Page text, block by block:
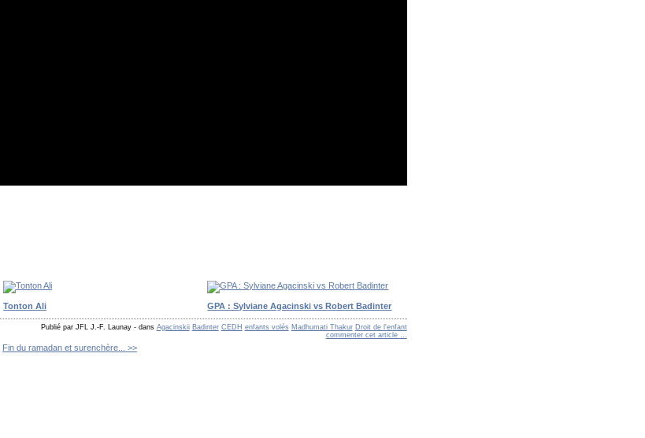
Tonton Ali GPA : Sylviane Agacinski vs Robert Badinter
Publié par JFL J.-F. Launay -dans Agacinskii Badinter CEDH enfants volés Madhumati Thakur Droit de l'enfant
commenter cet article
Fin du ramadan et surenchère... >>